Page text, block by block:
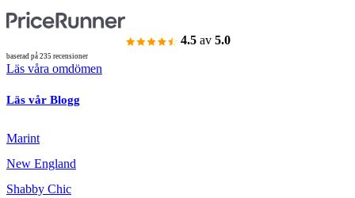
4.5 av 5.0
baserad på 235 recensioner
Läs våra omdömen
Läs vår Blogg
Marint
New England
Shabby Chic